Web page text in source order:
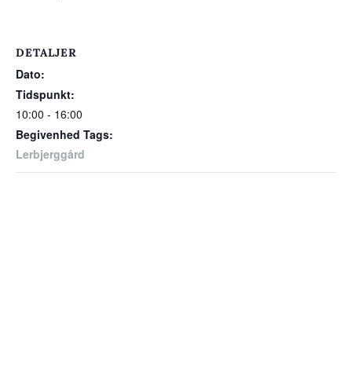
DETALJER
Dato:
Tidspunkt:
10:00 - 16:00
Begivenhed Tags:
Lerbjerggård